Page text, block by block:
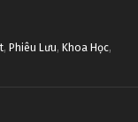
, Phiêu Lưu, Khoa Học,